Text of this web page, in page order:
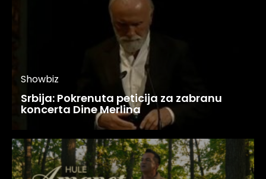
Showbiz
Srbija: Pokrenuta peticija za zabranu
koncerta Dine Merlina